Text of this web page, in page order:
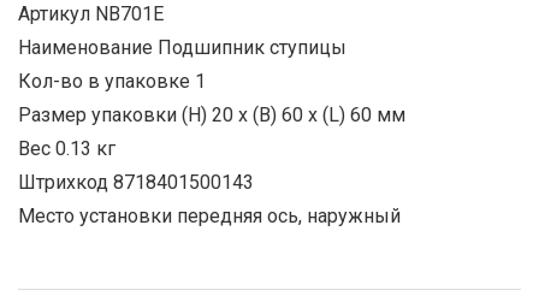
Артикул NB701E
Наименование Подшипник ступицы
Кол-во в упаковке 1
Размер упаковки (H) 20 x (B) 60 x (L) 60 мм
Вес 0.13 кг
Штрихкод 8718401500143
Место установки передняя ось, наружный